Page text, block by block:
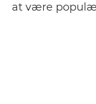
at være